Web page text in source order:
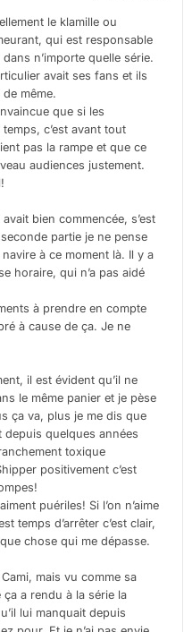
le klamille ou
qui est responsable
n’importe quelle série.
avait ses fans et ils
même.
que si les
c’est avant tout
pas la rampe et que ce
audiences justement.
bien commencée, s’est
partie je ne pense
à ce moment là. Il y a
horaire, qui n’a pas aidé
à prendre en compte
à cause de ça. Je ne
il est évident qu’il ne
le même panier et je pèse
ça va, plus je me dis que
quelques années
toxique
positivement c’est
puériles! Si l’on n’aime
temps d’arrêter c’est clair,
chose qui me dépasse.
mais vu comme sa
a rendu à la série la
lui manquait depuis